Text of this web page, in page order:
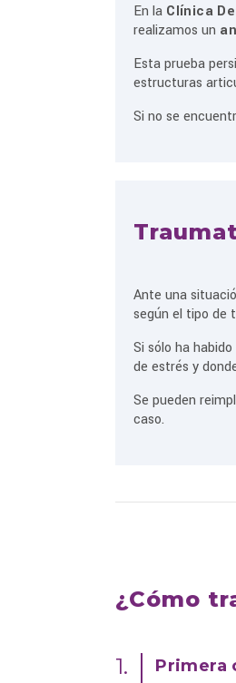
En la Clínica
realizamos un
Esta prueba
estructuras
Si no se
Ante una
según el tipo de
Si sólo ha
de estrés y
Se pueden
caso.
¿Cómo
1. Primera